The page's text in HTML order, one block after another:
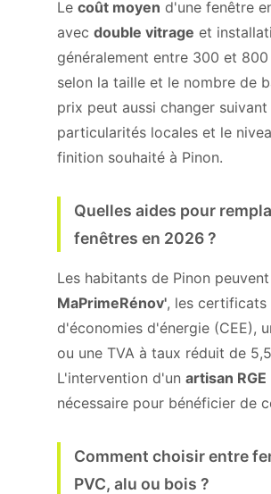
Le coût moyen d'une fenêtre
avec double vitrage et
généralement entre 300 et
selon la taille et le nombre de
prix peut aussi changer suivant
particularités locales et le
finition souhaité à Pinon.
Quelles aides pour
fenêtres en 2026 ?
Les habitants de Pinon
MaPrimeRénov', les certificats
d'économies d'énergie (CEE),
ou une TVA à taux réduit de
L'intervention d'un artisan RGE
nécessaire pour bénéficier de
Comment choisir entre
PVC, alu ou bois ?